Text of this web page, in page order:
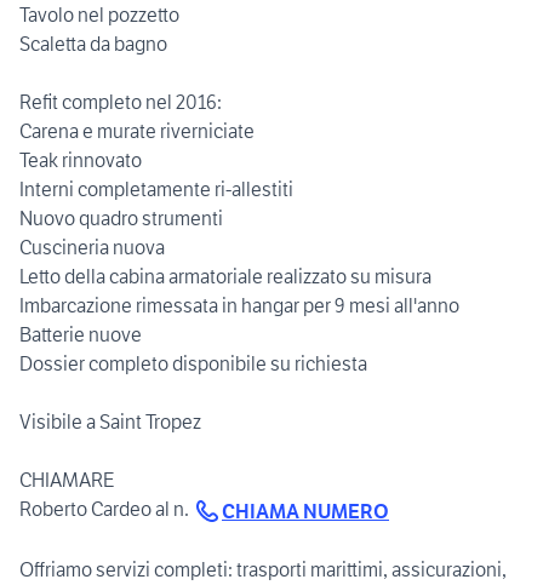
Tavolo nel pozzetto
Scaletta da bagno
Refit completo nel 2016:
Carena e murate riverniciate
Teak rinnovato
Interni completamente ri-allestiti
Nuovo quadro strumenti
Cuscineria nuova
Letto della cabina armatoriale realizzato su misura
Imbarcazione rimessata in hangar per 9 mesi all'anno
Batterie nuove
Dossier completo disponibile su richiesta
Visibile a Saint Tropez
CHIAMARE
Roberto Cardeo al n.
CHIAMA NUMERO
Offriamo servizi completi: trasporti marittimi, assicurazioni,